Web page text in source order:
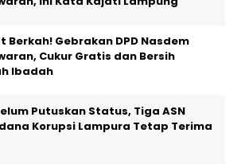
Berkah! Gebrakan DPD Nasdem
Cukur Gratis dan Bersih
Ibadah
Putuskan Status, Tiga ASN
Korupsi Lampura Tetap Terima